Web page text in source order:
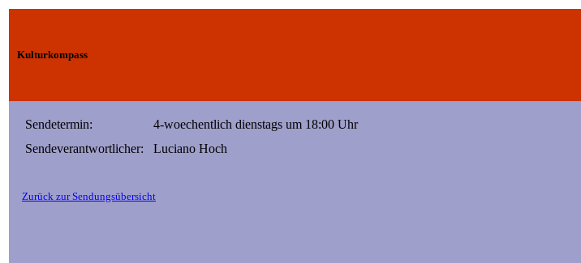
Kulturkompass
Sendetermin:
4-woechentlich dienstags um 18:00 Uhr
Sendeverantwortlicher:
Luciano Hoch
Zurück zur Sendungsübersicht